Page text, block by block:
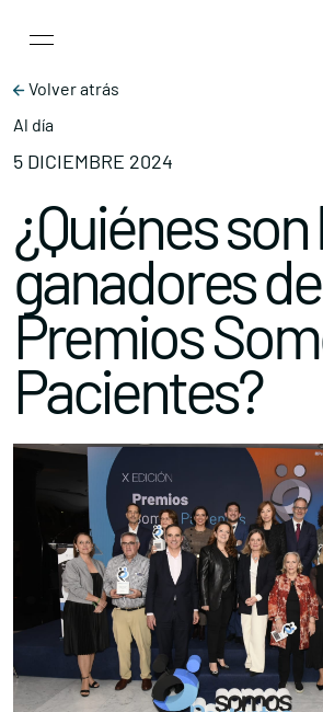
Main
Volver atrás
Al día
5 DICIEMBRE 2024
¿Quiénes son
ganadores
Premios
Pacientes?